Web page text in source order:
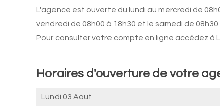
L'agence est ouverte du lundi au mercredi de
vendredi de 08h00 à 18h30 et le samedi de
Pour consulter votre compte en ligne accédez à
Horaires d'ouverture de votre
Lundi 03 Aout